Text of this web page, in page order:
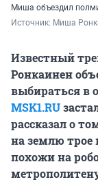
Миша объездил
Источник: Миша
Известный
Ронкаинен
выбираться в
MSK1.RU
рассказал о
на землю трое
похожи на